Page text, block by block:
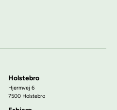
Holstebro
Hjermvej 6
7500 Holstebro